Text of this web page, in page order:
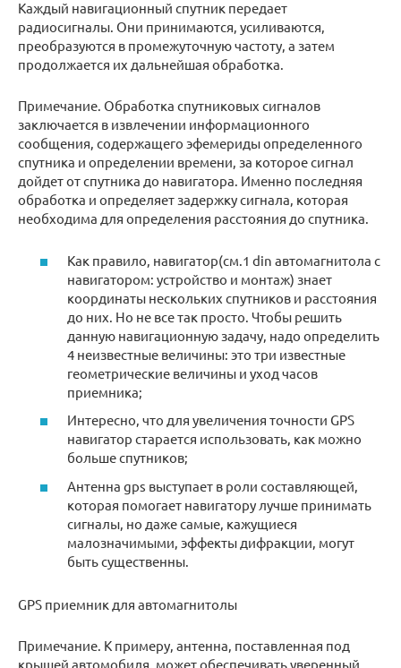
Каждый навигационный спутник передает
радиосигналы. Они принимаются, усиливаются,
преобразуются в промежуточную частоту, а затем
продолжается их дальнейшая обработка.
Примечание. Обработка спутниковых сигналов
заключается в извлечении информационного
сообщения, содержащего эфемериды определенного
спутника и определении времени, за которое сигнал
дойдет от спутника до навигатора. Именно последняя
обработка и определяет задержку сигнала, которая
необходима для определения расстояния до спутника.
Как правило, навигатор(см.1 din автомагнитола с
навигатором: устройство и монтаж) знает
координаты нескольких спутников и расстояния
до них. Но не все так просто. Чтобы решить
данную навигационную задачу, надо определить
4 неизвестные величины: это три известные
геометрические величины и уход часов
приемника;
Интересно, что для увеличения точности GPS
навигатор старается использовать, как можно
больше спутников;
Антенна gps выступает в роли составляющей,
которая помогает навигатору лучше принимать
сигналы, но даже самые, кажущиеся
малозначимыми, эффекты дифракции, могут
быть существенны.
GPS приемник для автомагнитолы
Примечание. К примеру, антенна, поставленная под
крышей автомобиля, может обеспечивать уверенный